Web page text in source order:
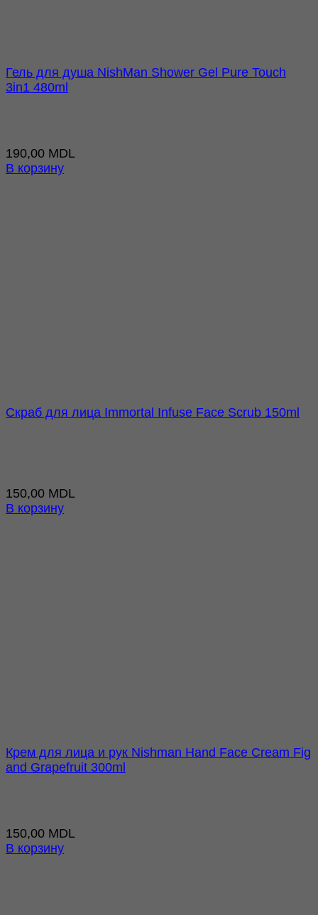
Гель для душа NishMan Shower Gel Pure Touch
3in1 480ml
190,00 MDL
В корзину
Скраб для лица Immortal Infuse Face Scrub 150ml
150,00 MDL
В корзину
Крем для лица и рук Nishman Hand Face Cream Fig
and Grapefruit 300ml
150,00 MDL
В корзину